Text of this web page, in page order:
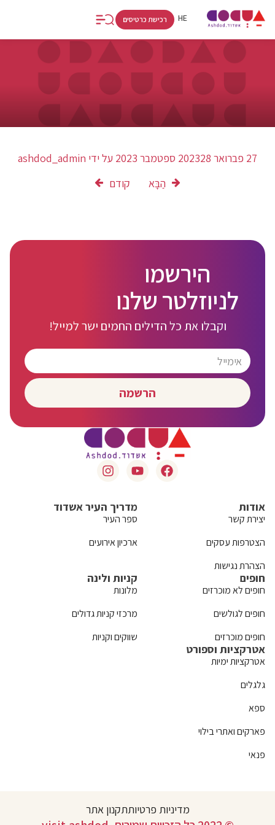
HE
RU
רכישת כרטיסים
27 פברואר 2023 28 ספטמבר 2023 על ידי ashdod_admin
קודם
הַבָּא
הירשמו
לניוזלטר שלנו
וקבלו את כל הדילים החמים ישר למייל!
הרשמה
אודות
יצירת קשר
הצטרפות עסקים
הצהרת נגישות
מדריך העיר אשדוד
ספר העיר
ארכיון אירועים
חופים
חופים לא מוכרזים
חופים לגולשים
חופים מוכרזים
קניות ולינה
מלונות
מרכזי קניות גדולים
שווקים וקניות
אטרקציות וספורט
אטרקציות ימיות
גלגלים
ספא
פארקים ואתרי בילוי
פנאי
מדיניות פרטיותתקנון אתר